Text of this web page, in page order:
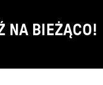
NA BIEŻĄCO!